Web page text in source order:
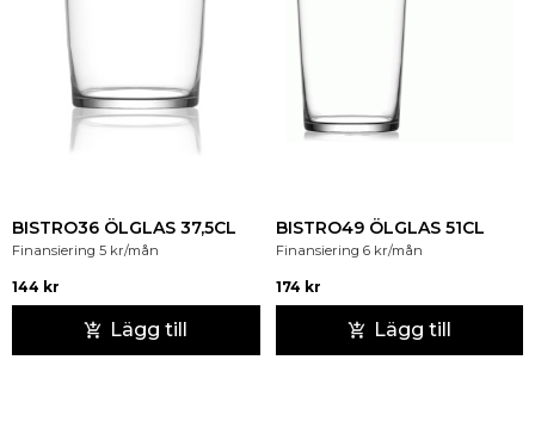
BISTRO36 ÖLGLAS 37,5CL
Finansiering 5 kr/mån
144 kr
Lägg till
BISTRO49 ÖLGLAS 51CL
Finansiering 6 kr/mån
174 kr
Lägg till